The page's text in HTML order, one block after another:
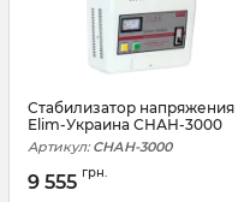
Стабилизатор напряжения
Elim-Украина СНАН-3000
Артикул: СНАН-3000
9 555 грн.